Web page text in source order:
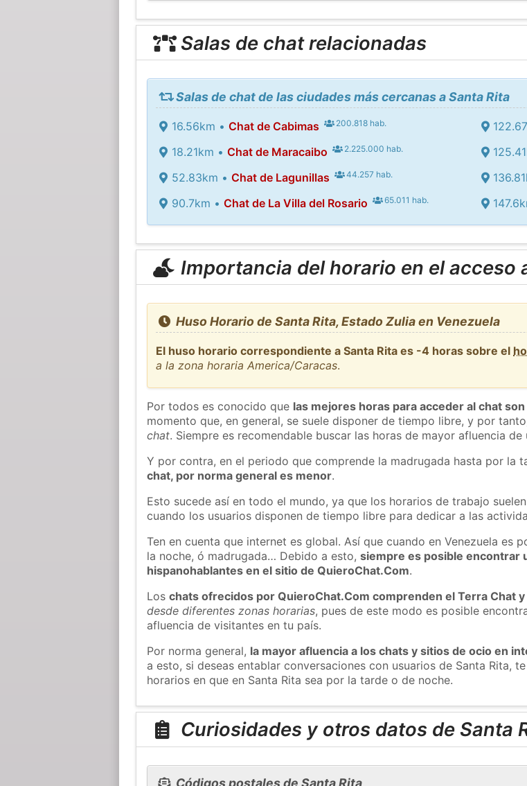
Salas de chat relacionadas
Salas de chat de las ciudades más cercanas a Santa Rita
16.56km • Chat de Cabimas 200.818 hab.
18.21km • Chat de Maracaibo 2.225.000 hab.
52.83km • Chat de Lagunillas 44.257 hab.
90.7km • Chat de La Villa del Rosario 65.011 hab.
Importancia del horario en el acceso
Huso Horario de Santa Rita, Estado Zulia en Venezuela
El huso horario correspondiente a Santa Rita es -4 horas sobre el
a la zona horaria America/Caracas.
Por todos es conocido que las mejores horas para acceder al chat
momento que, en general, se suele disponer de tiempo libre, y por
chat. Siempre es recomendable buscar las horas de mayor afluencia de
Y por contra, en el periodo que comprende la madrugada hasta por la
chat, por norma general es menor.
Esto sucede así en todo el mundo, ya que los horarios de trabajo
cuando los usuarios disponen de tiempo libre para dedicar a las
Ten en cuenta que internet es global. Así que cuando en Venezuela es
la noche, ó madrugada… Debido a esto,siempre es posible encontrar
hispanohablantes en el sitio de QuieroChat.Com.
Loschats ofrecidos por QuieroChat.Com comprenden el Terra Chat
desde diferentes zonas horarias, pues de este modo es posible
afluencia de visitantes en tu país.
Por norma general, la mayor afluencia a los chats y sitios de ocio en
a esto, si deseas entablar conversaciones con usuarios de Santa Rita,
horarios en que en Santa Rita sea por la tarde o de noche.
Curiosidades y otros datos de Santa
Códigos postales de Santa Rita